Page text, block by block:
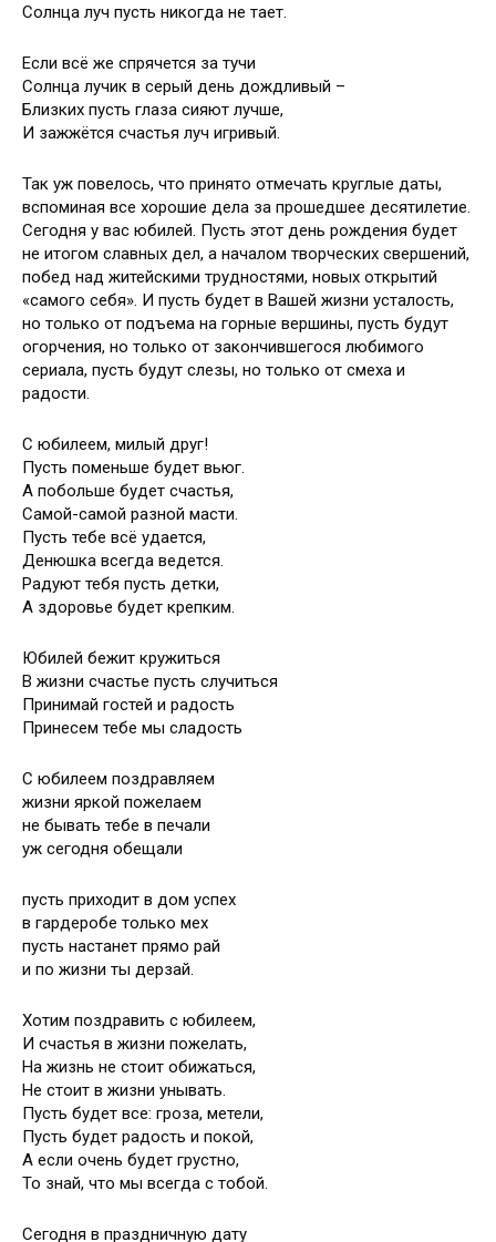
Солнца луч пусть никогда не тает.
Если всё же спрячется за тучи
Солнца лучик в серый день дождливый –
Близких пусть глаза сияют лучше,
И зажжётся счастья луч игривый.
Так уж повелось, что принято отмечать круглые даты,
вспоминая все хорошие дела за прошедшее десятилетие.
Сегодня у вас юбилей. Пусть этот день рождения будет
не итогом славных дел, а началом творческих свершений,
побед над житейскими трудностями, новых открытий
«самого себя». И пусть будет в Вашей жизни усталость,
но только от подъема на горные вершины, пусть будут
огорчения, но только от закончившегося любимого
сериала, пусть будут слезы, но только от смеха и
радости.
С юбилеем, милый друг!
Пусть поменьше будет вьюг.
А побольше будет счастья,
Самой-самой разной масти.
Пусть тебе всё удается,
Денюшка всегда ведется.
Радуют тебя пусть детки,
А здоровье будет крепким.
Юбилей бежит кружиться
В жизни счастье пусть случиться
Принимай гостей и радость
Принесем тебе мы сладость
С юбилеем поздравляем
жизни яркой пожелаем
не бывать тебе в печали
уж сегодня обещали
пусть приходит в дом успех
в гардеробе только мех
пусть настанет прямо рай
и по жизни ты дерзай.
Хотим поздравить с юбилеем,
И счастья в жизни пожелать,
На жизнь не стоит обижаться,
Не стоит в жизни унывать.
Пусть будет все: гроза, метели,
Пусть будет радость и покой,
А если очень будет грустно,
То знай, что мы всегда с тобой.
Сегодня в праздничную дату